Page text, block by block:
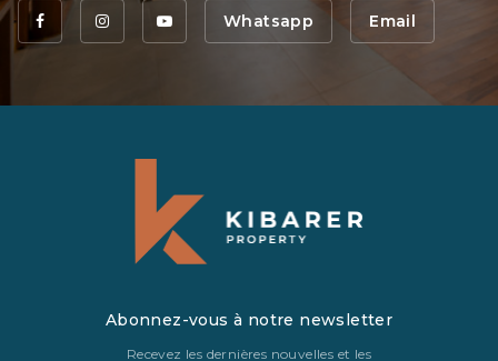
Whatsapp Email
Abonnez-vous à notre newsletter
Recevez les dernières nouvelles et les